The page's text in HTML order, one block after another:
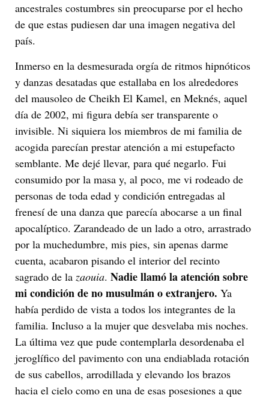
ancestrales costumbres sin preocuparse por el hecho
de que estas pudiesen dar una imagen negativa del
país.
Inmerso en la desmesurada orgía de ritmos hipnóticos
y danzas desatadas que estallaba en los alrededores
del mausoleo de Cheikh El Kamel, en Meknés, aquel
día de 2002, mi figura debía ser transparente o
invisible. Ni siquiera los miembros de mi familia de
acogida parecían prestar atención a mi estupefacto
semblante. Me dejé llevar, para qué negarlo. Fui
consumido por la masa y, al poco, me vi rodeado de
personas de toda edad y condición entregadas al
frenesí de una danza que parecía abocarse a un final
apocalíptico. Zarandeado de un lado a otro, arrastrado
por la muchedumbre, mis pies, sin apenas darme
cuenta, acabaron pisando el interior del recinto
sagrado de la zaouia. Nadie llamó la atención sobre
mi condición de no musulmán o extranjero. Ya
había perdido de vista a todos los integrantes de la
familia. Incluso a la mujer que desvelaba mis noches.
La última vez que pude contemplarla desordenaba el
jeroglífico del pavimento con una endiablada rotación
de sus cabellos, arrodillada y elevando los brazos
hacia el cielo como en una de esas posesiones a que